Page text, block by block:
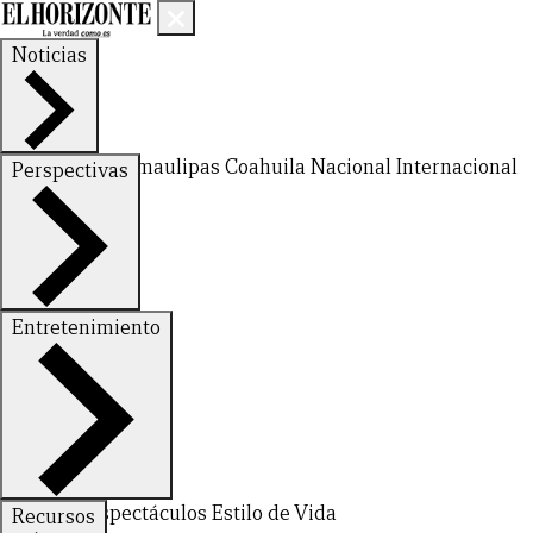
Noticias
Nuevo LeónTamaulipas Coahuila NacionalInternacional
Perspectivas
FinanzasOpinión
Entretenimiento
DeportesEspectáculos Estilo de Vida
Recursos